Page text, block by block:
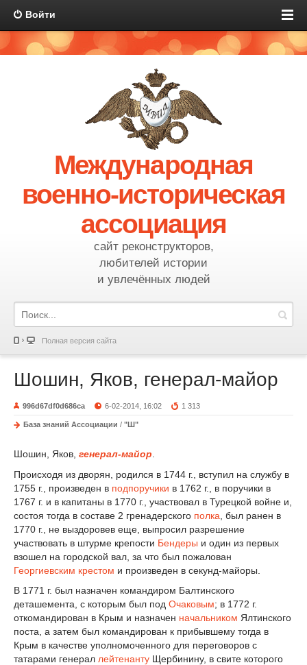
Войти
Международная
военно-историческая
ассоциация
сайт реконструкторов,
любителей истории
и увлечённых людей
Полная версия сайта
Шошин, Яков, генерал-майор
996d67df0d686ca 6-02-2014, 16:02 1 313
База знаний Ассоциации / "Ш"
Шошин, Яков, генерал-майор
Происходя из дворян, родился в 1744 г., вступил на службу в
1755 г., произведен в подпоручики в 1762 г., в поручики в
1767 г. и в капитаны в 1770 г., участвовал в Турецкой войне и,
состоя тогда в составе 2 гренадерского полка , был ранен в
1770 г., не выздоровев еще, выпросил разрешение
участвовать в штурме крепости Бендеры и один из первых
взошел на городской вал, за что был пожалован
Георгиевским крестом и произведен в секунд-майоры.
В 1771 г. был назначен командиром Балтинского
деташемента, с которым был под Очаковым; в 1772 г.
откомандирован в Крым и назначен начальником Ялтинского
поста, а затем был командирован к прибывшему тогда в
Крым в качестве уполномоченного для переговоров с
татарами генерал лейтенанту Щербинину, в свите которого